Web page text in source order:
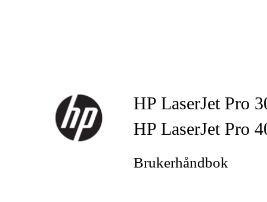
HP LaserJet Pro
HP LaserJet Pro
Brukerhåndbok